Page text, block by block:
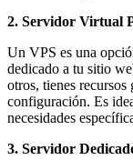
2. Servidor Virtual
Un VPS es una
dedicado a tu sitio
otros, tienes
configuración. Es
necesidades
3. Servidor